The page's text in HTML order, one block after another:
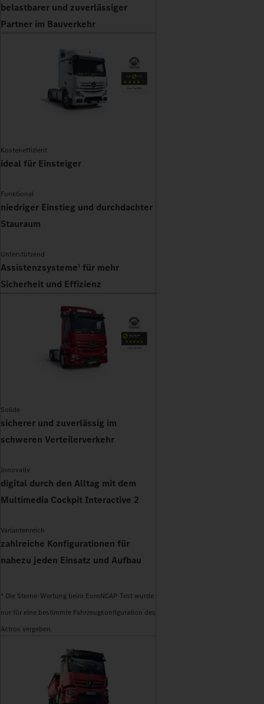
belastbarer und zuverlässiger
Partner im Bauverkehr
Kosteneffizient
ideal für Einsteiger
Funktional
niedriger Einstieg und durchdachter
Stauraum
Unterstützend
Assistenzsysteme1 für mehr
Sicherheit und Effizienz
Solide
sicherer und zuverlässig im
schweren Verteilerverkehr
Innovativ
digital durch den Alltag mit dem
Multimedia Cockpit Interactive 2
Variantenreich
zahlreiche Konfigurationen für
nahezu jeden Einsatz und Aufbau
* Die Sterne-Wertung beim EuroNCAP-Test wurde
nur für eine bestimmte Fahrzeugkonfiguration des
Actros vergeben.